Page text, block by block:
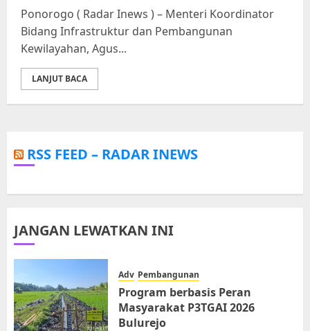
Ponorogo ( Radar Inews ) – Menteri Koordinator
Bidang Infrastruktur dan Pembangunan
Kewilayahan, Agus...
LANJUT BACA
RSS FEED – RADAR INEWS
JANGAN LEWATKAN INI
Adv Pembangunan
Program berbasis Peran
Masyarakat P3TGAI 2026
Bulurejo